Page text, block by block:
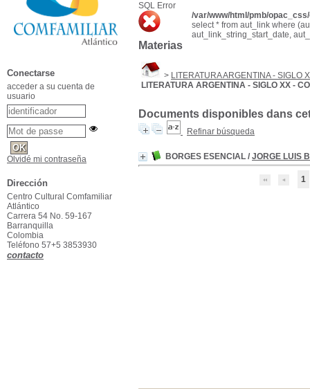
SQL Error
/var/www/html/pmb/
select * from aut_link where
aut_link_string_start_date,
Materias
> LITERATURA ARGENTINA - SIGLO
LITERATURA ARGENTINA - SIGLO XX -
Documents disponibles dans
Refinar búsqueda
BORGES ESENCIAL / JORGE LUIS
1
Conectarse
acceder a su cuenta de
usuario
Olvidé mi contraseña
Dirección
Centro Cultural Comfamiliar
Atlántico
Carrera 54 No. 59-167
Barranquilla
Colombia
Teléfono 57+5 3853930
contacto